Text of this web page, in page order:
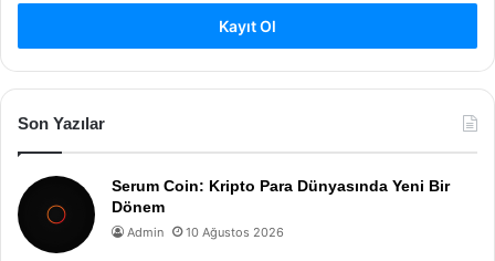
Kayıt Ol
Son Yazılar
Serum Coin: Kripto Para Dünyasında Yeni Bir
Dönem
Admin 10 Ağustos 2026